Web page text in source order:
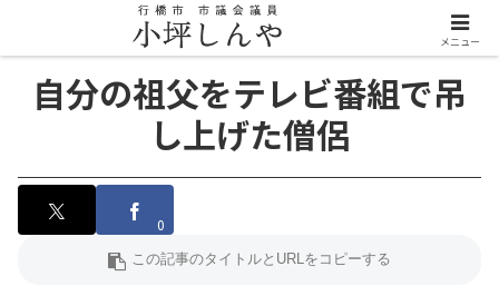
自分の祖父をテレビ番組で吊
し上げた僧侶
0
メニュー